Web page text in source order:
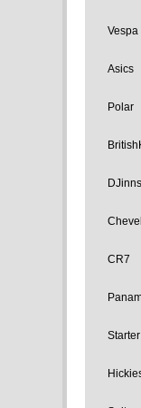
Vespa
Asics
Polar
DJinns
CR7
Starter